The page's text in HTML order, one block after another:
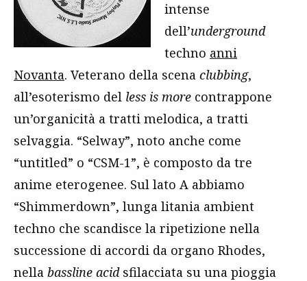
intense
dell’underground
techno anni
Novanta. Veterano della scena clubbing,
all’esoterismo del less is more contrappone
un’organicità a tratti melodica, a tratti
selvaggia. “Selway”, noto anche come
“untitled” o “CSM-1”, è composto da tre
anime eterogenee. Sul lato A abbiamo
“Shimmerdown”, lunga litania ambient
techno che scandisce la ripetizione nella
successione di accordi da organo Rhodes,
nella bassline acidsfilacciata su una pioggia